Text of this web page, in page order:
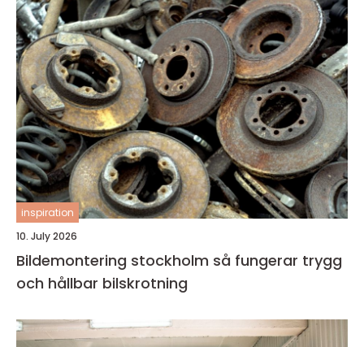
inspiration
10. July 2026
Bildemontering stockholm så fungerar trygg
och hållbar bilskrotning